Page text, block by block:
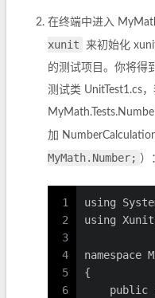
在终端中进入
xunit
来初始化
的测试项目。你将得
测试类 UnitTest1.cs
加
MyMath.Number; ）
1
2
3
4
5
6
using
using
namespace
{
public